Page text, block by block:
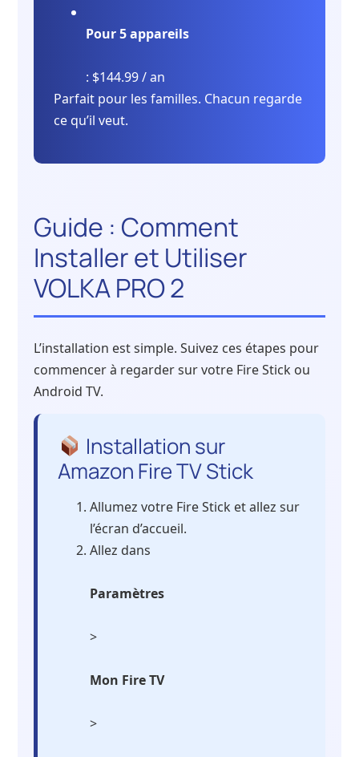
Pour 5 appareils
: $144.99 / an
Parfait pour les familles. Chacun regarde
ce qu’il veut.
Guide : Comment
Installer et Utiliser
VOLKA PRO 2
L’installation est simple. Suivez ces étapes pour
commencer à regarder sur votre Fire Stick ou
Android TV.
Installation sur
Amazon Fire TV Stick
Allumez votre Fire Stick et allez sur
l’écran d’accueil.
Allez dans
Paramètres
>
Mon Fire TV
>